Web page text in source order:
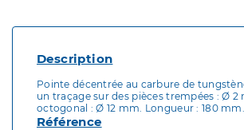
Description
Pointe décentrée au carbure de
un traçage sur des pièces trempées : Ø 2
octogonal : Ø 12 mm. Longueur : 180 mm.
Référence